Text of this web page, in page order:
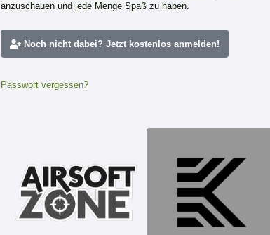
anzuschauen und jede Menge Spaß zu haben.
Noch nicht dabei? Jetzt kostenlos anmelden!
Passwort vergessen?